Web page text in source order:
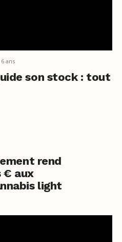
ans
son stock : tout
rend
€ aux
light